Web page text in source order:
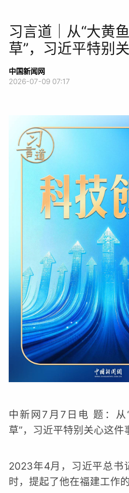
习言道｜从“大黄
草”，习近平特别
中国新闻网
2026-07-09 07:17
中新网 7月7日电 题：从
草”，习近平特别关心这件
2023年4月，习近平总书
时，提起了他在福建工作